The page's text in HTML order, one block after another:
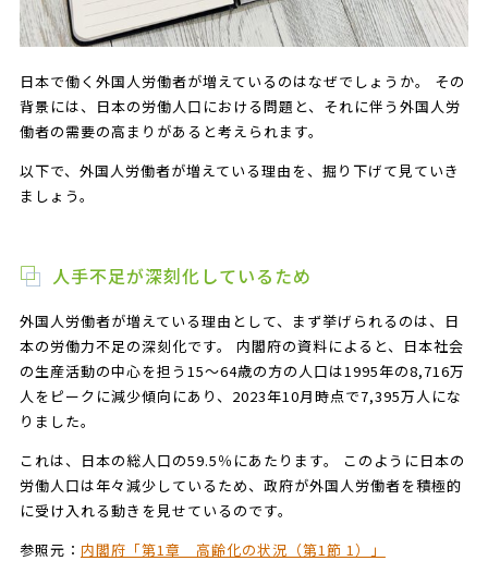
日本で働く外国人労働者が増えているのはなぜでしょうか。 その
背景には、日本の労働人口における問題と、それに伴う外国人労
働者の需要の高まりがあると考えられます。
以下で、外国人労働者が増えている理由を、掘り下げて見ていき
ましょう。
人手不足が深刻化しているため
外国人労働者が増えている理由として、まず挙げられるのは、日
本の労働力不足の深刻化です。 内閣府の資料によると、日本社会
の生産活動の中心を担う15～64歳の方の人口は1995年の8,716万
人をピークに減少傾向にあり、2023年10月時点で7,395万人にな
りました。
これは、日本の総人口の59.5％にあたります。 このように日本の
労働人口は年々減少しているため、政府が外国人労働者を積極的
に受け入れる動きを見せているのです。
参照元： 内閣府「第1章 高齢化の状況（第1節 1）」